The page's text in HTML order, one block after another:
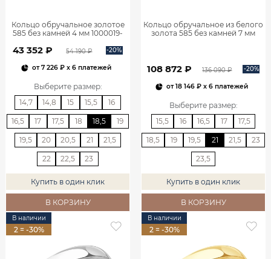
Кольцо обручальное золотое
585 без камней 4 мм 1000019-
43 352 ₽ 54 190 ₽ -20%
от7 226 ₽x 6 платежей
Выберите размер:
14,7
14,8 15 15,5 16
16,5 17 17,5 18 18,5 19
19,5 20 20,5 21 21,5
22 22,5 23
Купить в один клик
В КОРЗИНУ
Кольцо обручальное из белого
золота 585 без камней 7 мм
108 872 ₽ 136 090 ₽ -20%
от18 146 ₽x 6 платежей
Выберите размер:
15,5
16 16,5 17 17,5
18,5 19 19,5 21 21,5 23
23,5
Купить в один клик
В КОРЗИНУ
В наличии
2 = -30%
В наличии
2 = -30%